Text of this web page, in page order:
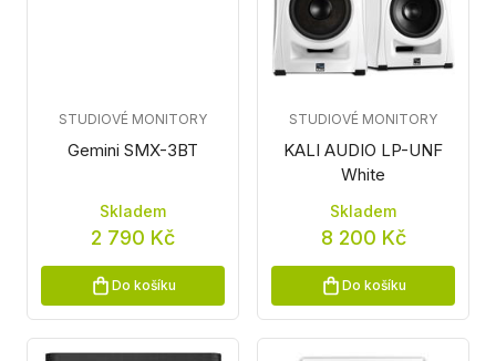
Gemini SMX-3BT
STUDIOVÉ MONITORY
Skladem
2 790 Kč
Do košíku
KALI AUDIO LP-UNF
White
STUDIOVÉ MONITORY
Skladem
8 200 Kč
Do košíku